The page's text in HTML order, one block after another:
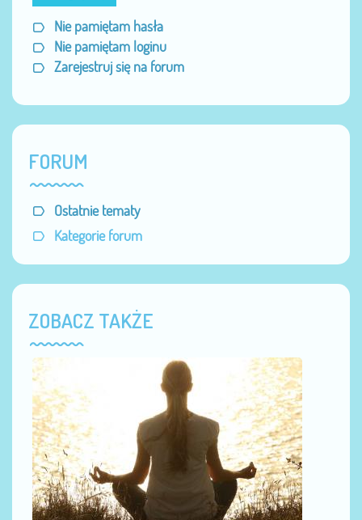
Nie pamiętam hasła
Nie pamiętam loginu
Zarejestruj się na forum
FORUM
Ostatnie tematy
Kategorie forum
ZOBACZ TAKŻE